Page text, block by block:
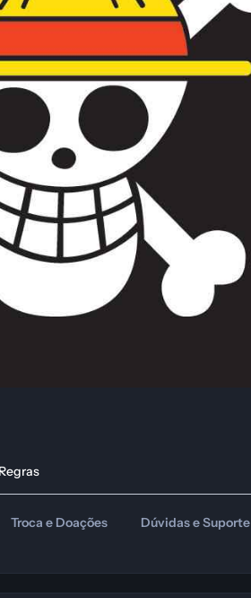
Regras
Troca e Doações Dúvidas e Suporte